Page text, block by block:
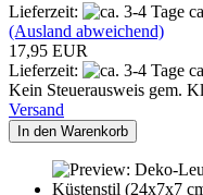
Lieferzeit:
(Ausland abweichend)
17,95 EUR
Lieferzeit:
Kein Steuerausweis gem.
Versand
In den Warenkorb